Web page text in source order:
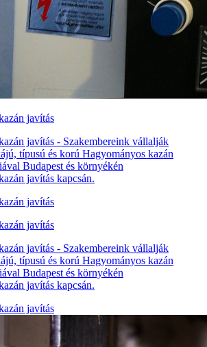
javítás
javítás - Szakembereink vállalják
típusú és korú Hagyományos kazán
Budapest és környékén
javítás kapcsán.
javítás
javítás
javítás - Szakembereink vállalják
típusú és korú Hagyományos kazán
Budapest és környékén
javítás kapcsán.
javítás